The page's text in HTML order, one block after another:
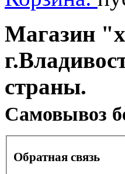
Магазин
страны.
Cамовывоз
Обратная связь